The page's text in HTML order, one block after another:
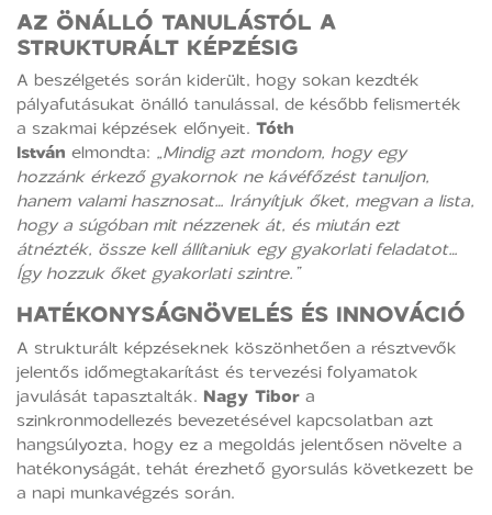
AZ ÖNÁLLÓ TANULÁSTÓL A
STRUKTURÁLT KÉPZÉSIG
A beszélgetés során kiderült, hogy sokan kezdték
pályafutásukat önálló tanulással, de később felismerték
a szakmai képzések előnyeit. Tóth
István elmondta: „Mindig azt mondom, hogy egy
hozzánk érkező gyakornok ne kávéfőzést tanuljon,
hanem valami hasznosat… Irányítjuk őket, megvan a lista,
hogy a súgóban mit nézzenek át, és miután ezt
átnézték, össze kell állítaniuk egy gyakorlati feladatot…
Így hozzuk őket gyakorlati szintre.”
HATÉKONYSÁGNÖVELÉS ÉS INNOVÁCIÓ
A strukturált képzéseknek köszönhetően a résztvevők
jelentős időmegtakarítást és tervezési folyamatok
javulását tapasztalták. Nagy Tibora
szinkronmodellezés bevezetésével kapcsolatban azt
hangsúlyozta, hogy ez a megoldás jelentősen növelte a
hatékonyságát, tehát érezhető gyorsulás következett be
a napi munkavégzés során.